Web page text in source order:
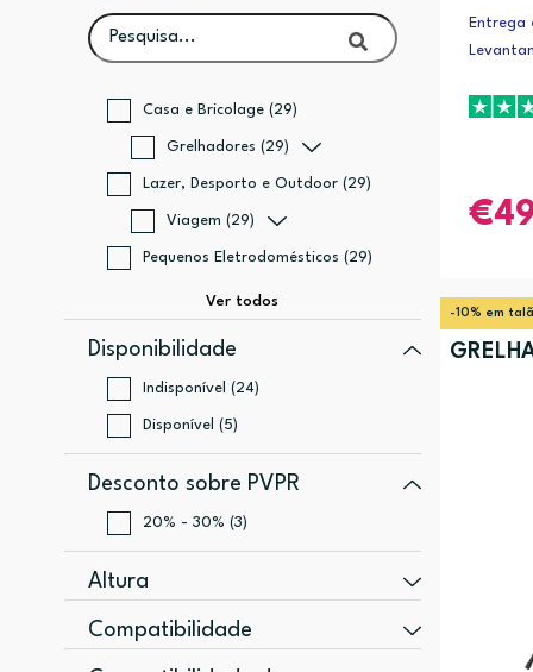
Casa e Bricolage (29)
Grelhadores (29)
Lazer, Desporto e Outdoor (29)
Viagem (29)
Pequenos Eletrodomésticos (29)
Disponibilidade
Indisponível (24)
Disponível (5)
Desconto sobre PVPR
20% - 30% (3)
Altura
1295,4 mm (2)
Compatibilidade
Entrega
-10% em